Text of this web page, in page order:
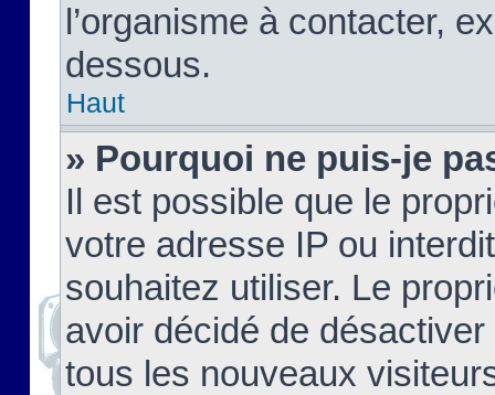
l’organisme à contacter,
dessous.
Haut
» Pourquoi ne puis-je
Il est possible que le
votre adresse IP ou
souhaitez utiliser. Le
avoir décidé de
tous les nouveaux